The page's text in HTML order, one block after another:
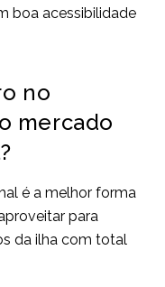
boa acessibilidade
no
mercado
é a melhor forma
para
da ilha com total